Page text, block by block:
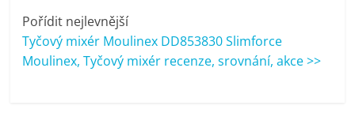
pračky,
televize,
notebooky,
Pořídit nejlevnější
Tyčový mixér Moulinex DD853830 Slimforce
Moulinex, Tyčový mixér recenze, srovnání, akce >>